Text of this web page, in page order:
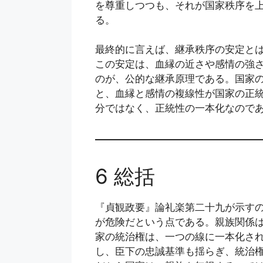
を尊重しつつも、それが国家秩序を
る。
最終的に言えば、継承秩序の安定と
この安定は、血縁の近さや感情の強
のが、公的な継承原理である。国家
と、血縁と感情の複線性が国家の正
分ではなく、正統性の一本化なので
6 総括
『貞観政要』論礼楽第二十九が示
が危険だという点である。親族関係
家の統治権は、一つの線に一本化さ
し、臣下の忠誠基準も揺らぎ、統治